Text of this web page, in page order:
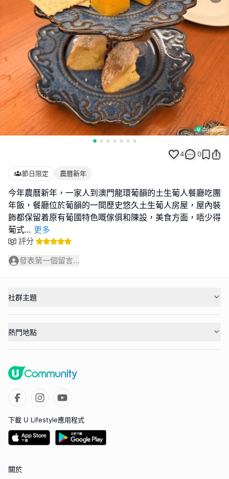
4 0
節日限定 農曆新年
今年農曆新年，一家人到澳門龍環葡韻的土生葡人餐廳吃團
年飯，餐廳位於葡韻的一間歷史悠久土生葡人房屋，屋內裝
飾都保留着原有葡國特色嘅傢俱和陳設，美食方面，唔少得
葡式... 更多
評分
發表第一個留言...
社群主題
熱門地點
下載 U Lifestyle應用程式
關於